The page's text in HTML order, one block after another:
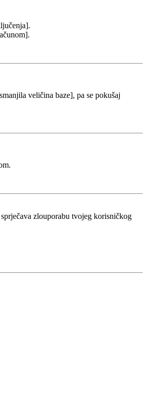
veličina baze], pa se pokušaj
zlouporabu tvojeg korisničkog